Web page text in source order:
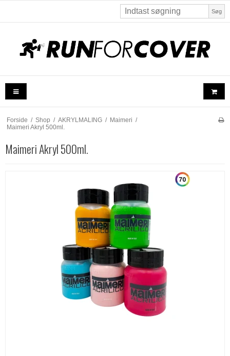
Søg
Forside / Shop / AKRYLMALING / Maimeri /
Maimeri Akryl 500ml.
Maimeri Akryl 500ml.